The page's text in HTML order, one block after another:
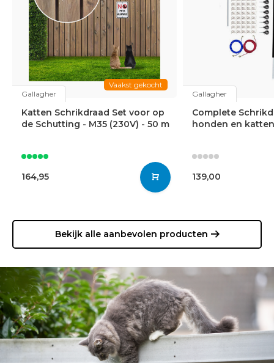
Vaakst gekocht
Gallagher
Katten Schrikdraad Set voor op
de Schutting - M35 (230V) - 50 m
164,95
Gallagher
Complete
honden en
139,00
Bekijk alle aanbevolen producten